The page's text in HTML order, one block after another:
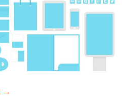
→